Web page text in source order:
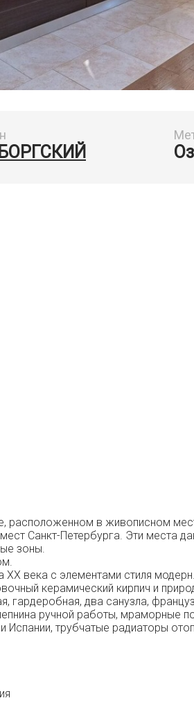
в живописном
Санкт-Петербурга. Эти места
зоны.
века с элементами стиля модерн.
керамический кирпич и
гардеробная, два санузла,
ручной работы, мраморные
трубчатые радиаторы